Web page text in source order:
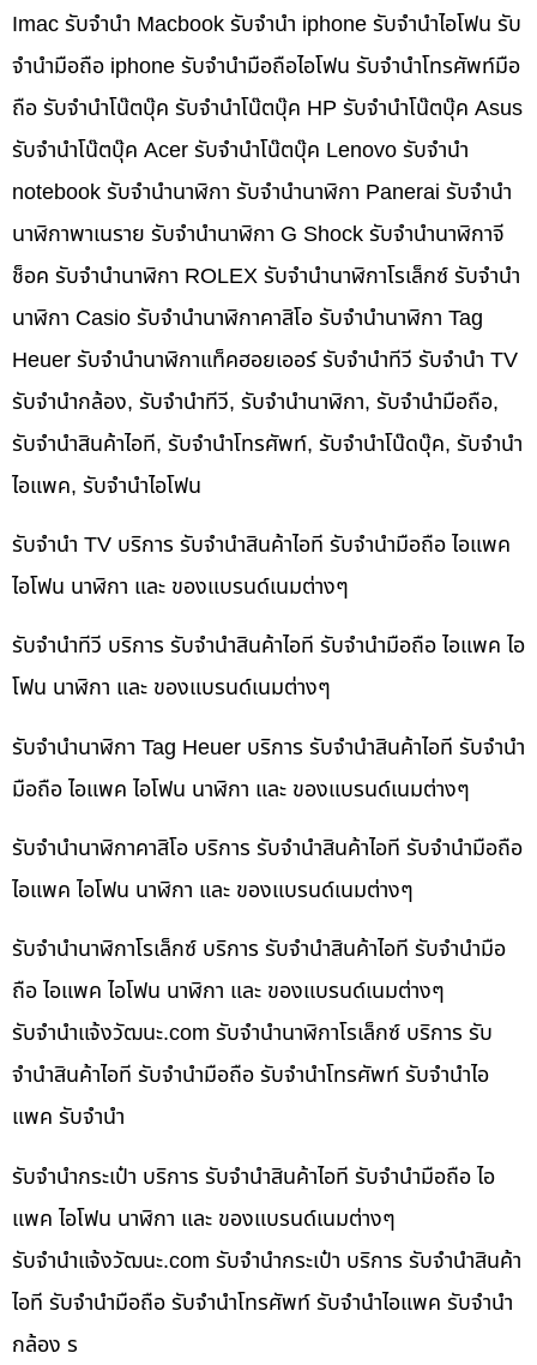
Imac รับจำนำ Macbook รับจำนำ iphone รับจำนำไอโฟน รับ
จำนำมือถือ iphone รับจำนำมือถือไอโฟน รับจำนำโทรศัพท์มือ
ถือ รับจำนำโน๊ตบุ๊ค รับจำนำโน๊ตบุ๊ค HP รับจำนำโน๊ตบุ๊ค Asus
รับจำนำโน๊ตบุ๊ค Acer รับจำนำโน๊ตบุ๊ค Lenovo รับจำนำ
notebook รับจำนำนาฬิกา รับจำนำนาฬิกา Panerai รับจำนำ
นาฬิกาพาเนราย รับจำนำนาฬิกา G Shock รับจำนำนาฬิกาจี
ช็อค รับจำนำนาฬิกา ROLEX รับจำนำนาฬิกาโรเล็กซ์ รับจำนำ
นาฬิกา Casio รับจำนำนาฬิกาคาสิโอ รับจำนำนาฬิกา Tag
Heuer รับจำนำนาฬิกาแท็คฮอยเออร์ รับจำนำทีวี รับจำนำ TV
รับจำนำกล้อง, รับจำนำทีวี, รับจำนำนาฬิกา, รับจำนำมือถือ,
รับจำนำสินค้าไอที, รับจำนำโทรศัพท์, รับจำนำโน๊ดบุ๊ค, รับจำนำ
ไอแพค, รับจำนำไอโฟน
รับจำนำ TV บริการ รับจำนำสินค้าไอที รับจำนำมือถือ ไอแพค
ไอโฟน นาฬิกา และ ของแบรนด์เนมต่างๆ
รับจำนำทีวี บริการ รับจำนำสินค้าไอที รับจำนำมือถือ ไอแพค ไอ
โฟน นาฬิกา และ ของแบรนด์เนมต่างๆ
รับจำนำนาฬิกา Tag Heuer บริการ รับจำนำสินค้าไอที รับจำนำ
มือถือ ไอแพค ไอโฟน นาฬิกา และ ของแบรนด์เนมต่างๆ
รับจำนำนาฬิกาคาสิโอ บริการ รับจำนำสินค้าไอที รับจำนำมือถือ
ไอแพค ไอโฟน นาฬิกา และ ของแบรนด์เนมต่างๆ
รับจำนำนาฬิกาโรเล็กซ์ บริการ รับจำนำสินค้าไอที รับจำนำมือ
ถือ ไอแพค ไอโฟน นาฬิกา และ ของแบรนด์เนมต่างๆ
รับจํานําแจ้งวัฒนะ.com รับจำนำนาฬิกาโรเล็กซ์ บริการ รับ
จำนำสินค้าไอที รับจำนำมือถือ รับจำนำโทรศัพท์ รับจำนำไอ
แพค รับจำนำ
รับจำนำกระเป๋า บริการ รับจำนำสินค้าไอที รับจำนำมือถือ ไอ
แพค ไอโฟน นาฬิกา และ ของแบรนด์เนมต่างๆ
รับจํานําแจ้งวัฒนะ.com รับจำนำกระเป๋า บริการ รับจำนำสินค้า
ไอที รับจำนำมือถือ รับจำนำโทรศัพท์ รับจำนำไอแพค รับจำนำ
กล้อง ร